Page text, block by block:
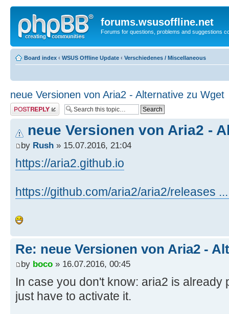
forums.wsusoffline.net
Forums for questions, problems and suggestions
Board index ‹ WSUS Offline Update ‹ Verschiedenes / Miscellaneous
neue Versionen von Aria2 - Alternative zu Wget
Post a reply
neue Versionen von Aria2 -
by Rush » 15.07.2016, 21:04
https://aria2.github.io
https://github.com/aria2/aria2/releases
Re: neue Versionen von Aria2 -
by boco » 16.07.2016, 00:45
In case you don't know: aria2 is already
just have to activate it.